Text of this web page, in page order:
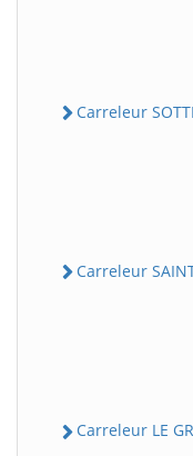
Carreleur
Carreleur
Carreleur LE